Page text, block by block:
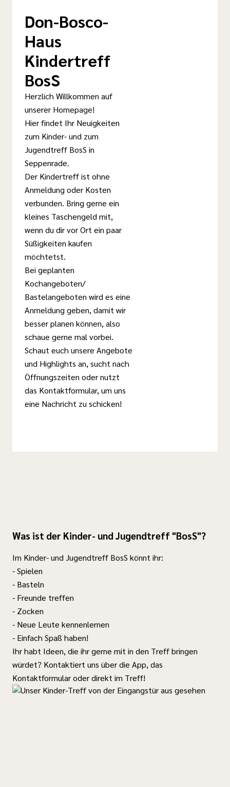
Don-Bosco-
Haus
Kindertreff
BosS
Herzlich Willkommen auf
unserer Homepage!
Hier findet Ihr Neuigkeiten
zum Kinder- und zum
Jugendtreff BosS in
Seppenrade.
Der Kindertreff ist ohne
Anmeldung oder Kosten
verbunden. Bring gerne ein
kleines Taschengeld mit,
wenn du dir vor Ort ein paar
Süßigkeiten kaufen
möchtetst.
Bei geplanten
Kochangeboten/
Bastelangeboten wird es eine
Anmeldung geben, damit wir
besser planen können, also
schaue gerne mal vorbei.
Schaut euch unsere Angebote
und Highlights an, sucht nach
Öffnungszeiten oder nutzt
das Kontaktformular, um uns
eine Nachricht zu schicken!
Was ist der Kinder- und Jugendtreff "BosS"?
Im Kinder- und Jugendtreff BosS könnt ihr:
- Spielen
- Basteln
- Freunde treffen
- Zocken
- Neue Leute kennenlernen
- Einfach Spaß haben!
Ihr habt Ideen, die ihr gerne mit in den Treff bringen
würdet? Kontaktiert uns über die App, das
Kontaktformular oder direkt im Treff!